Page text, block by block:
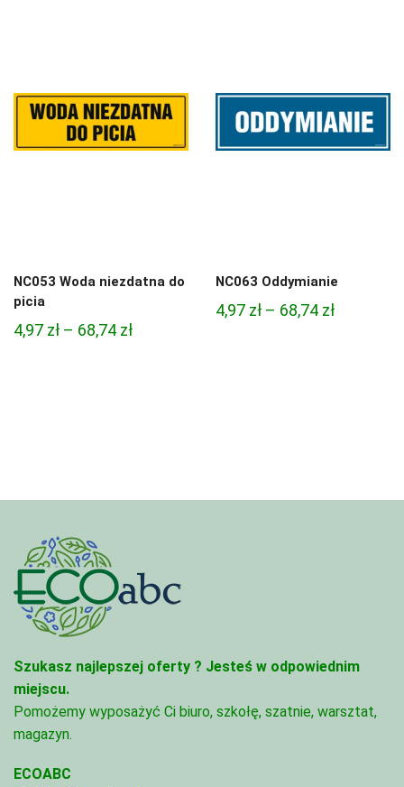
NC053 Woda niezdatna do
picia
4,97 zł – 68,74 złZakres
NC063 Oddymianie
4,97 zł – 68,74 złZakres
Szukasz najlepszej oferty ? Jesteś w odpowiednim
miejscu.
Pomożemy wyposażyć Ci biuro, szkołę, szatnie, warsztat,
magazyn.
ECOABC